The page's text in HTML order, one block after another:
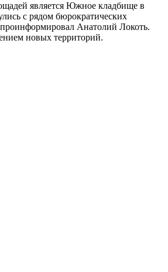
является Южное кладбище в
с рядом бюрократических
Анатолий Локоть.
новых территорий.